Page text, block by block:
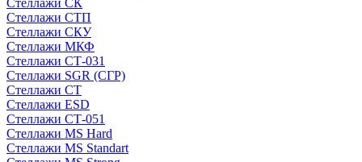
Стеллажи СК
Стеллажи СТП
Стеллажи СКУ
Стеллажи МКФ
Стеллажи СТ-031
Стеллажи SGR (СГР)
Стеллажи СТ
Стеллажи ESD
Стеллажи СТ-051
Стеллажи MS Hard
Стеллажи MS Standart